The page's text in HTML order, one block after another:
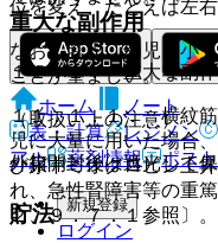
位を変え、たとえば左
なお、乳児、幼児、小
ことが望ましい。
（取扱い上の注意）
外箱開封後は遮光して
貯法
重大な副作用
１１．１． 重大な副
１１．１．１． 横紋筋
児に大量に用いた場合
び尿中ミオグロビン上
れ、急性腎障害等の重
２、９．７．１参照〕。
ホーム
ノート
表・計算
レジメン
アル
薬剤情報 ポスト
新規登録
ログイン